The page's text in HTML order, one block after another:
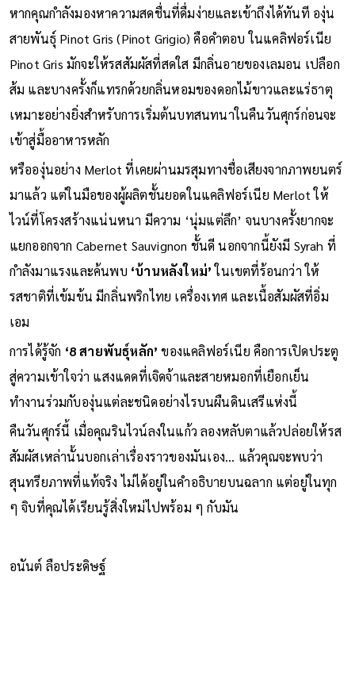
สมุนไพรและแร่ธาตุที่คมคาย
หากคุณกำลังมองหาความสดชื่นที่ดื่มง่ายและเข้าถึงได้ทันที องุ่น
สายพันธุ์ Pinot Gris (Pinot Grigio) คือคำตอบ ในแคลิฟอร์เนีย
Pinot Gris มักจะให้รสสัมผัสที่สดใส มีกลิ่นอายของเลมอน เปลือก
ส้ม และบางครั้งก็แทรกด้วยกลิ่นหอมของดอกไม้ขาวและแร่ธาตุ
เหมาะอย่างยิ่งสำหรับการเริ่มต้นบทสนทนาในคืนวันศุกร์ก่อนจะ
เข้าสู่มื้ออาหารหลัก
หรือองุ่นอย่าง Merlot ที่เคยผ่านมรสุมทางชื่อเสียงจากภาพยนตร์
มาแล้ว แต่ในมือของผู้ผลิตชั้นยอดในแคลิฟอร์เนีย Merlot ให้
ไวน์ที่โครงสร้างแน่นหนา มีความ ‘นุ่มแต่ลึก’ จนบางครั้งยากจะ
แยกออกจาก Cabernet Sauvignon ชั้นดี นอกจากนี้ยังมี Syrah ที่
กำลังมาแรงและค้นพบ‘บ้านหลังใหม่’ในเขตที่ร้อนกว่า ให้
รสชาติที่เข้มข้น มีกลิ่นพริกไทย เครื่องเทศ และเนื้อสัมผัสที่อิ่ม
เอม
การได้รู้จัก‘8 สายพันธุ์หลัก’ของแคลิฟอร์เนีย คือการเปิดประตู
สู่ความเข้าใจว่า แสงแดดที่เจิดจ้าและสายหมอกที่เยือกเย็น
ทำงานร่วมกับองุ่นแต่ละชนิดอย่างไรบนผืนดินเสรีแห่งนี้
คืนวันศุกร์นี้ เมื่อคุณรินไวน์ลงในแก้ว ลองหลับตาแล้วปล่อยให้รส
สัมผัสเหล่านั้นบอกเล่าเรื่องราวของมันเอง... แล้วคุณจะพบว่า
สุนทรียภาพที่แท้จริง ไม่ได้อยู่ในคำอธิบายบนฉลาก แต่อยู่ในทุก